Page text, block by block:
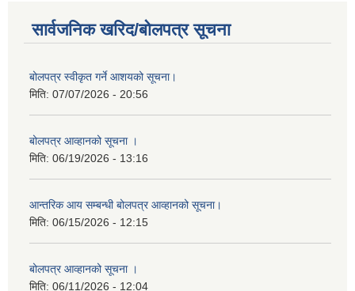
सार्वजनिक खरिद/बोलपत्र सूचना
बोलपत्र स्वीकृत गर्ने आशयको सूचना।
मिति: 07/07/2026 - 20:56
बोलपत्र आव्हानको सूचना ।
मिति: 06/19/2026 - 13:16
आन्तरिक आय सम्बन्धी बोलपत्र आव्हानको सूचना।
मिति: 06/15/2026 - 12:15
बोलपत्र आव्हानको सूचना ।
मिति: 06/11/2026 - 12:04